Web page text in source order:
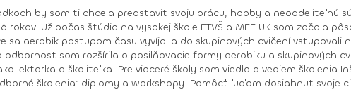
rokov. Už počas štúdia na vysokej škole FTVŠ a MFF UK som začala
cvičení vstupovali nové momenty, zväčšoval sa i môj záujem o novinky a
som rozšírila o posilňovacie formy aerobiku a skupinových cvičení a
lektorka a školiteľka. Pre viaceré školy som viedla a vediem školenia
ľuďom dosiahnuť svoje ciele, prekonať samého seba, prežiť pocit „dokázal som
aerobiku SZRTVS Step diplom, Body work